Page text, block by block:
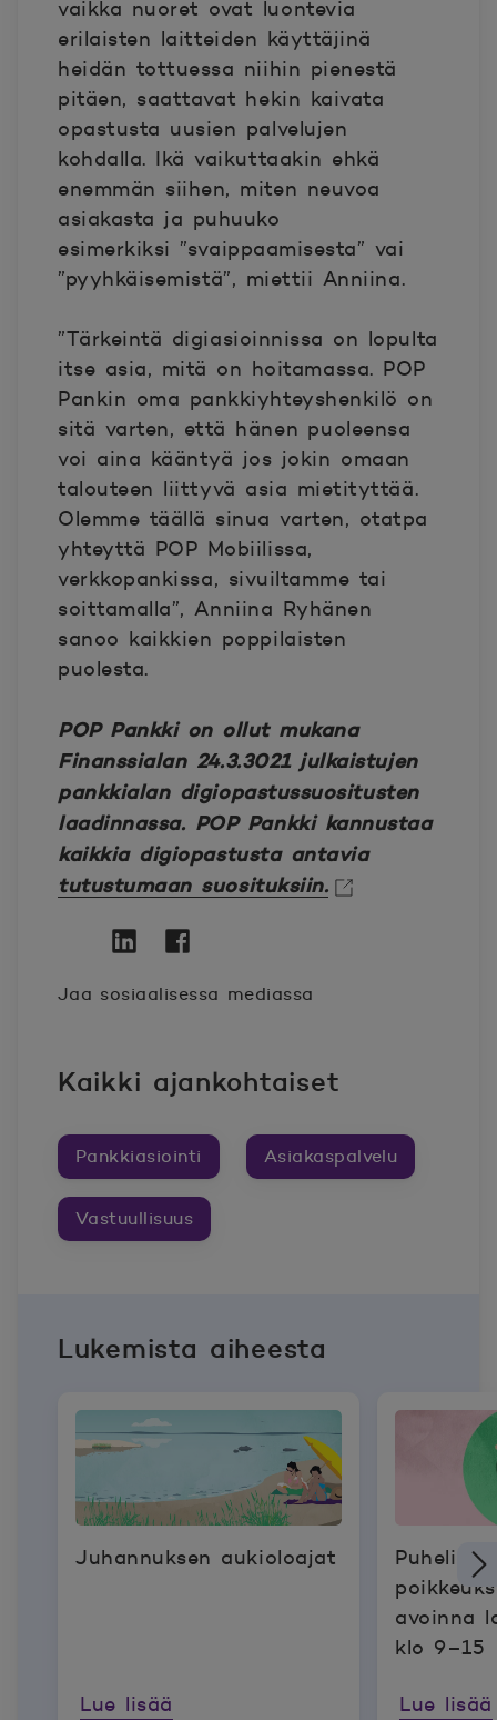
vaikka nuoret ovat luontevia
erilaisten laitteiden käyttäjinä
heidän tottuessa niihin pienestä
pitäen, saattavat hekin kaivata
opastusta uusien palvelujen
kohdalla. Ikä vaikuttaakin ehkä
enemmän siihen, miten neuvoa
asiakasta ja puhuuko
esimerkiksi ”svaippaamisesta” vai
”pyyhkäisemistä”, miettii Anniina.
”Tärkeintä digiasioinnissa on lopulta
itse asia, mitä on hoitamassa. POP
Pankin oma pankkiyhteyshenkilö on
sitä varten, että hänen puoleensa
voi aina kääntyä jos jokin omaan
talouteen liittyvä asia mietityttää.
Olemme täällä sinua varten, otatpa
yhteyttä POP Mobiilissa,
verkkopankissa, sivuiltamme tai
soittamalla”, Anniina Ryhänen
sanoo kaikkien poppilaisten
puolesta.
POP Pankki on ollut mukana
Finanssialan 24.3.3021 julkaistujen
pankkialan digiopastussuositusten
laadinnassa. POP Pankki kannustaa
kaikkia digiopastusta antavia
tutustumaan suosituksiin.
Jaa sosiaalisessa mediassa
Kaikki ajankohtaiset
Pankkiasiointi Asiakaspalvelu
Vastuullisuus
Lukemista aiheesta
Juhannuksen aukioloajat
Lue lisää
avoinna
klo 9–15
Lue lisää